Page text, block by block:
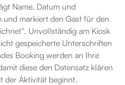
Name, Datum und
und markiert den Gast für den
Unvollständig am Kiosk
gespeicherte Unterschriften
Booking werden an Ihre
diese den Datensatz klären
der Aktivität beginnt.